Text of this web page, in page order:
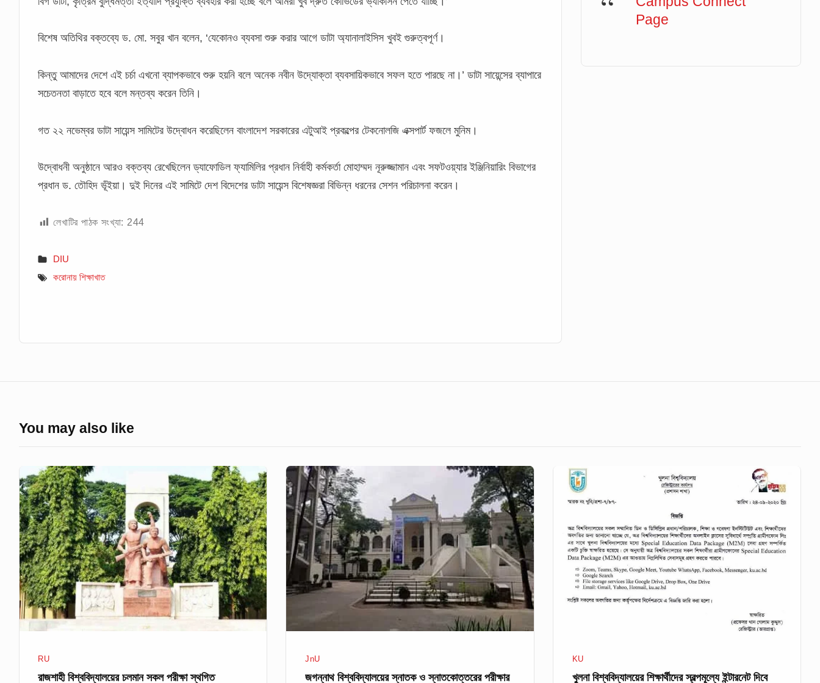
বিশেষ অতিথির বক্তব্যে ড. মো. সবুর খান বলেন, ‘যেকোনও ব্যবসা শুরু করার আগে ডাটা অ্যানালাইসিস খুবই গুরুত্বপূর্ণ।
কিন্তু আমাদের দেশে এই চর্চা এখনো ব্যাপকভাবে শুরু হয়নি বলে অনেক নবীন উদ্যোক্তা ব্যবসায়িকভাবে সফল হতে পারছে না।’ ডাটা সায়েন্সের ব্যাপারে
সচেতনতা বাড়াতে হবে বলে মন্তব্য করেন তিনি।
গত ২২ নভেম্বর ডাটা সায়েন্স সামিটের উদ্বোধন করেছিলেন বাংলাদেশ সরকারের এটুআই প্রকল্পের টেকনোলজি এক্সপার্ট ফজলে মুনিম।
উদ্বোধনী অনুষ্ঠানে আরও বক্তব্য রেখেছিলেন ড্যাফোডিল ফ্যামিলির প্রধান নির্বাহী কর্মকর্তা মোহাম্মদ নূরুজ্জামান এবং সফটওয়্যার ইঞ্জিনিয়ারিং বিভাগের
প্রধান ড. তৌহিদ ভূঁইয়া। দুই দিনের এই সামিটে দেশ বিদেশের ডাটা সায়েন্স বিশেষজ্ঞরা বিভিন্ন ধরনের সেশন পরিচালনা করেন।
লেখাটির পাঠক সংখ্যা: 244
DIU
করোনায় শিক্ষাখাত
Page
You may also like
রাজশাহী
বিশ্ববিদ্যালয়ের
চলমান
সকল
পরীক্ষা
স্থগিত
RU
রাজশাহী বিশ্ববিদ্যালয়ের চলমান সকল পরীক্ষা স্থগিত
জগন্নাথ
বিশ্ববিদ্যালয়ের
স্নাতক
ও
স্নাতকোত্তরের
পরীক্ষার
তারিখ
JnU
জগন্নাথ বিশ্ববিদ্যালয়ের স্নাতক ও স্নাতকোত্তরের পরীক্ষার
বিশ্ববিদ্যালয়ের
স্বল্পমূল্যে
ইন্টারনেট
গ্রামীণফোন
KU
খুলনা বিশ্ববিদ্যালয়ের শিক্ষার্থীদের স্বল্পমূল্যে ইন্টারনেট দিবে